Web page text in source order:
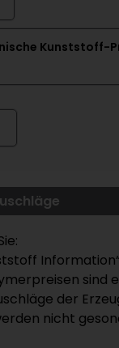
Kunststoff-
sind
der
nicht